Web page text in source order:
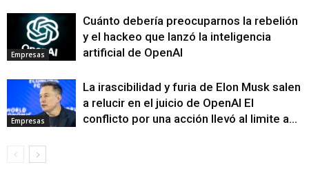
Empresas
Cuánto debería preocuparnos la rebelión
y el hackeo que lanzó la inteligencia
artificial de OpenAI
Empresas
La irascibilidad y furia de Elon Musk salen
a relucir en el juicio de OpenAI El
conflicto por una acción llevó al limite a...